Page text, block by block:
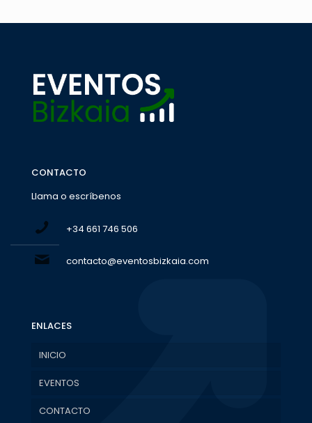
CONTACTO
Llama o escríbenos
+34 661 746 506
contacto@eventosbizkaia.com
ENLACES
INICIO
EVENTOS
CONTACTO